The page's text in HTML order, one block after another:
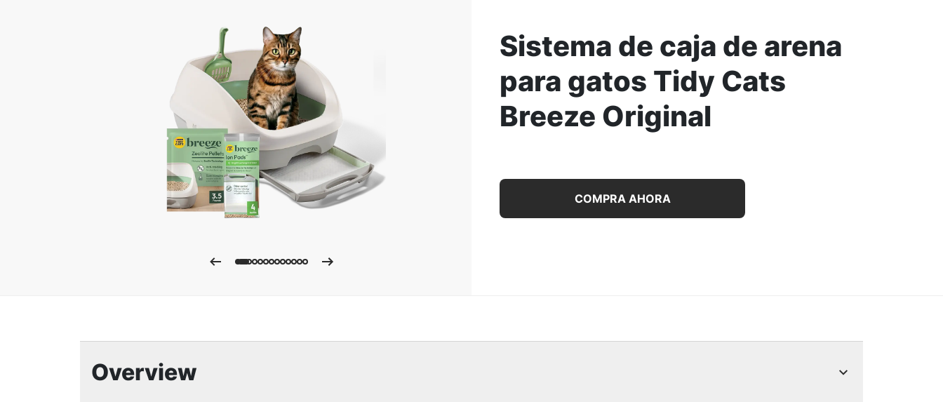
Ampliar la Imagen
Sistema de caja de arena
para gatos Tidy Cats
Breeze Original
Sistema de caja de arena para gatos Tidy Cats Breeze Original - Original
COMPRA AHORA
Overview